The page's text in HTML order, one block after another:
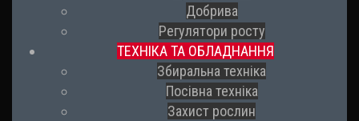
Добрива
Регулятори росту
ТЕХНІКА ТА ОБЛАДНАННЯ
Збиральна техніка
Посівна техніка
Захист рослин